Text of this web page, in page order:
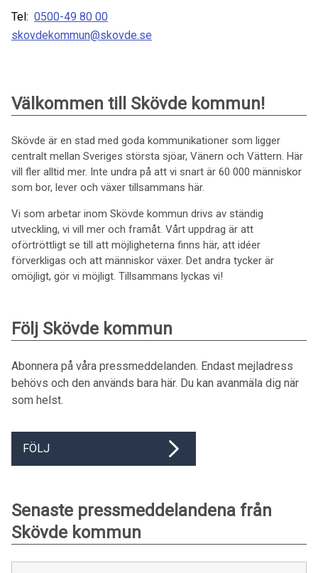
Tel: 0500-49 80 00
skovdekommun@skovde.se
Välkommen till Skövde kommun!
Skövde är en stad med goda kommunikationer som ligger
centralt mellan Sveriges största sjöar, Vänern och Vättern. Här
vill fler alltid mer. Inte undra på att vi snart är 60 000 människor
som bor, lever och växer tillsammans här.
Vi som arbetar inom Skövde kommun drivs av ständig
utveckling, vi vill mer och framåt. Vårt uppdrag är att
oförtröttligt se till att möjligheterna finns här, att idéer
förverkligas och att människor växer. Det andra tycker är
omöjligt, gör vi möjligt. Tillsammans lyckas vi!
Följ Skövde kommun
Abonnera på våra pressmeddelanden. Endast mejladress
behövs och den används bara här. Du kan avanmäla dig när
som helst.
FÖLJ
Senaste pressmeddelandena från
Skövde kommun